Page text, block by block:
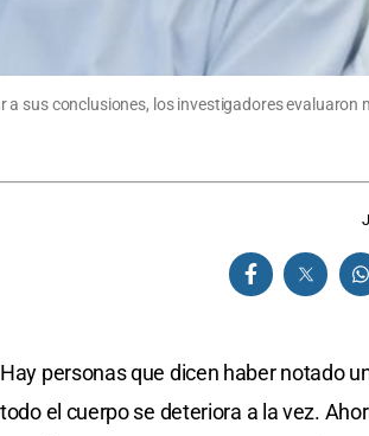
a sus conclusiones, los investigadores
Hay personas que dicen haber notado
todo el cuerpo se deteriora a la vez.